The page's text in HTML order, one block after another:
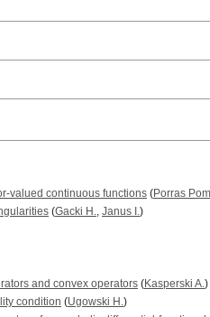
valued continuous functions (Porras
(Gacki H., Janus I.)
and convex operators (Kasperski A.)
condition (Ugowski H.)